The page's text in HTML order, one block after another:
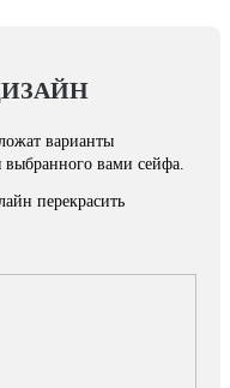
варианты
вами сейфа.
перекрасить